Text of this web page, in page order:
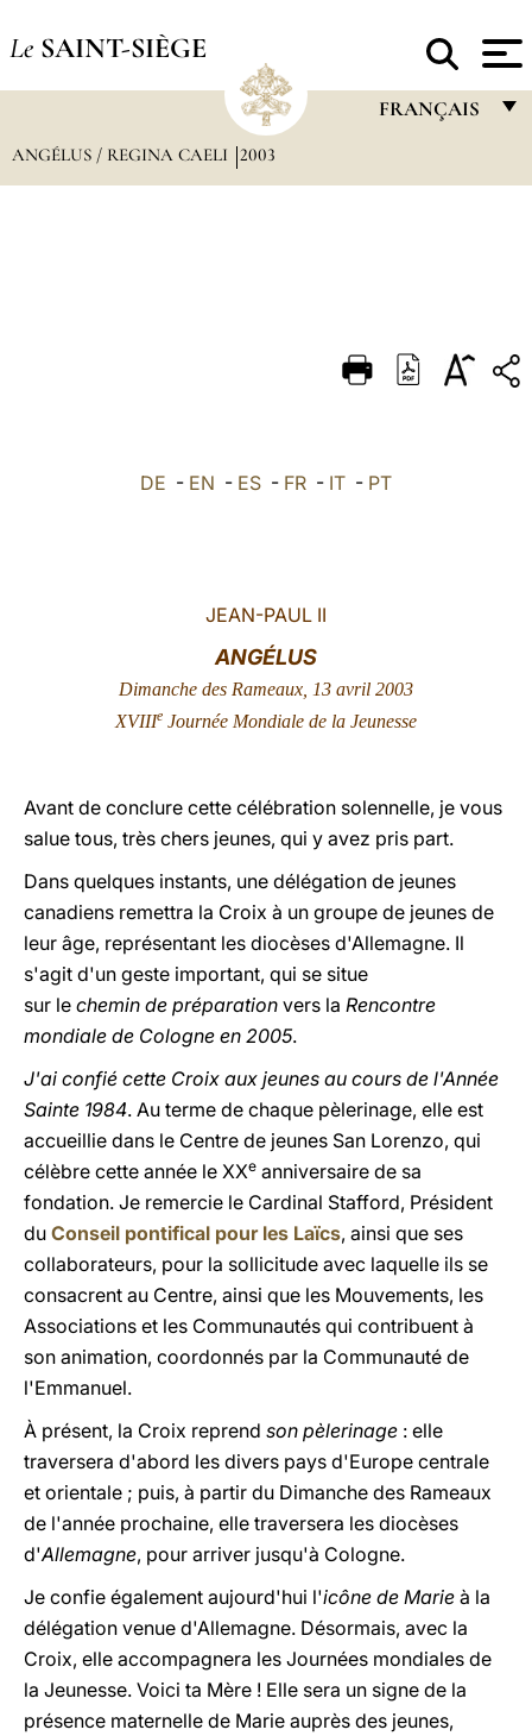
Le SAINT-SIÈGE
FRANÇAIS
DEUTSCH
العربيّة
ANGÉLUS / REGINA CAELI 2003
DE - EN - ES - FR - IT - PT
JEAN-PAUL II
ANGÉLUS
Dimanche des Rameaux, 13 avril 2003
XVIIIe Journée Mondiale de la Jeunesse
Avant de conclure cette célébration solennelle, je vous
salue tous, très chers jeunes, qui y avez pris part.
Dans quelques instants, une délégation de jeunes
canadiens remettra la Croix à un groupe de jeunes de
leur âge, représentant les diocèses d'Allemagne. Il
s'agit d'un geste important, qui se situe
sur le chemin de préparation vers la Rencontre
mondiale de Cologne en 2005.
J'ai confié cette Croix aux jeunes au cours de l'Année
Sainte 1984. Au terme de chaque pèlerinage, elle est
accueillie dans le Centre de jeunes San Lorenzo, qui
célèbre cette année le XXe anniversaire de sa
fondation. Je remercie le Cardinal Stafford, Président
du Conseil pontifical pour les Laïcs, ainsi que ses
collaborateurs, pour la sollicitude avec laquelle ils se
consacrent au Centre, ainsi que les Mouvements, les
Associations et les Communautés qui contribuent à
son animation, coordonnés par la Communauté de
l'Emmanuel.
À présent, la Croix reprend son pèlerinage : elle
traversera d'abord les divers pays d'Europe centrale
et orientale ; puis, à partir du Dimanche des Rameaux
de l'année prochaine, elle traversera les diocèses
d'Allemagne, pour arriver jusqu'à Cologne.
Je confie également aujourd'hui l'icône de Marie à la
délégation venue d'Allemagne. Désormais, avec la
Croix, elle accompagnera les Journées mondiales de
la Jeunesse. Voici ta Mère ! Elle sera un signe de la
présence maternelle de Marie auprès des jeunes,